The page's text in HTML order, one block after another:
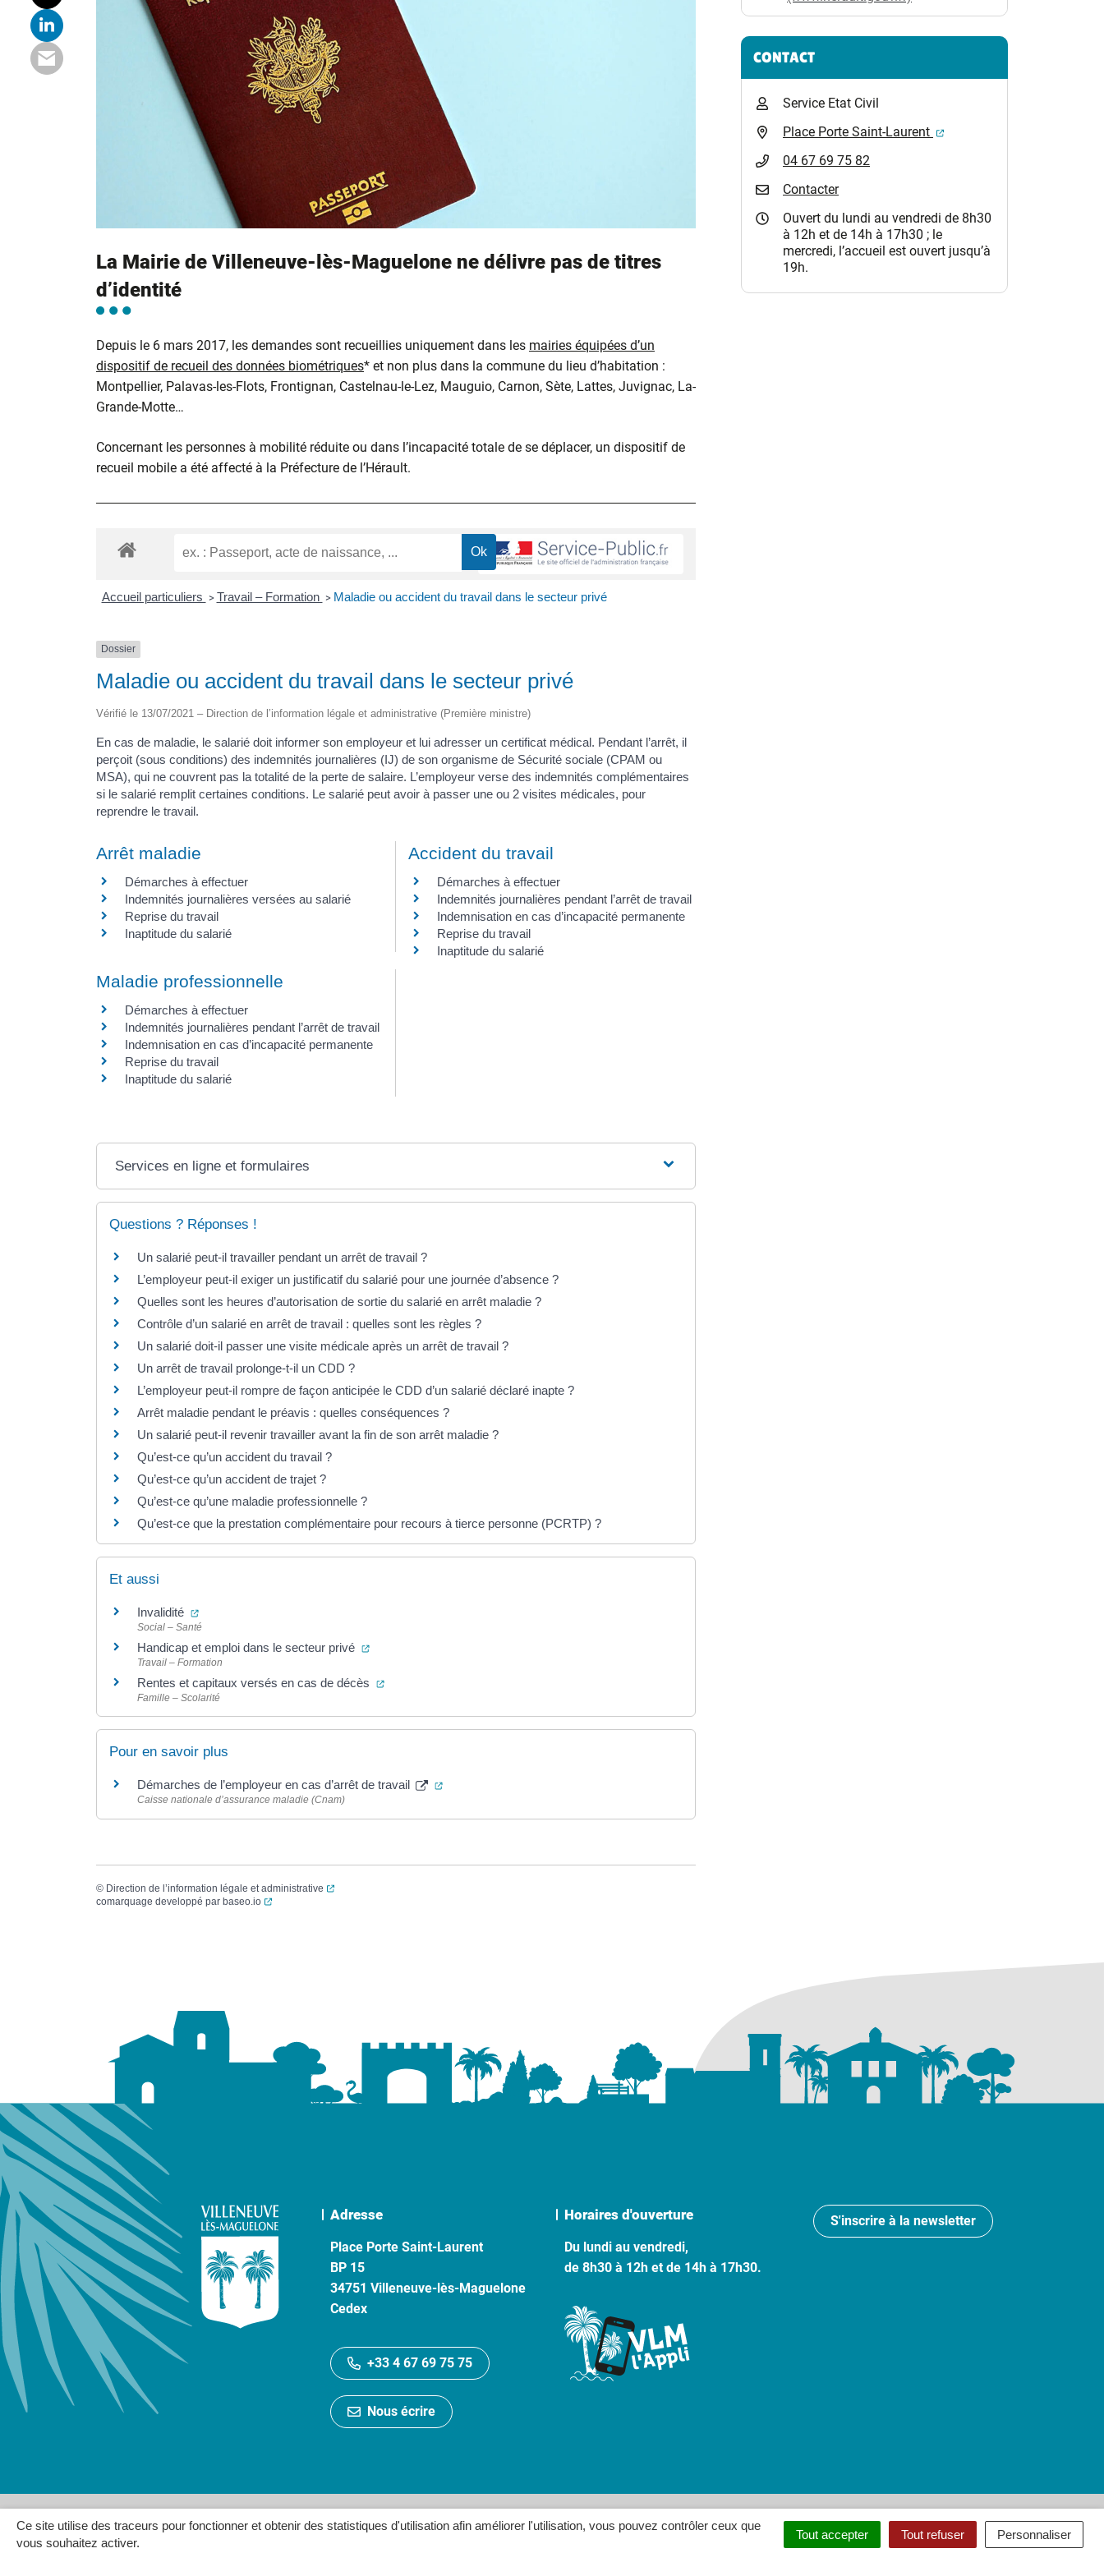
Ce site utilise des traceurs pour fonctionner et obtenir des statistiques d'utilisation afin améliorer l'utilisation, vous pouvez contrôler ceux que
vous souhaitez activer.
Tout accepter Tout refuser Personnaliser
La Mairie de Villeneuve-lès-Maguelone ne délivre pas de titres
d’identité
Depuis le 6 mars 2017, les demandes sont recueillies uniquement dans les mairies équipées d’un
dispositif de recueil des données biométriques* et non plus dans la commune du lieu d’habitation :
Montpellier, Palavas-les-Flots, Frontignan, Castelnau-le-Lez, Mauguio, Carnon, Sète, Lattes, Juvignac, La-
Grande-Motte…
Concernant les personnes à mobilité réduite ou dans l’incapacité totale de se déplacer, un dispositif de
recueil mobile a été affecté à la Préfecture de l’Hérault.
Accueil particuliers > Travail – Formation > Maladie ou accident du travail dans le secteur privé
Dossier
Maladie ou accident du travail dans le secteur privé
Vérifié le 13/07/2021 – Direction de l’information légale et administrative (Première ministre)
En cas de maladie, le salarié doit informer son employeur et lui adresser un certificat médical. Pendant l’arrêt, il
perçoit (sous conditions) des indemnités journalières (IJ) de son organisme de Sécurité sociale (CPAM ou
MSA), qui ne couvrent pas la totalité de la perte de salaire. L’employeur verse des indemnités complémentaires
si le salarié remplit certaines conditions. Le salarié peut avoir à passer une ou 2 visites médicales, pour
reprendre le travail.
Arrêt maladie
Démarches à effectuer
Indemnités journalières versées au salarié
Reprise du travail
Inaptitude du salarié
Accident du travail
Démarches à effectuer
Indemnités journalières pendant l’arrêt de travail
Indemnisation en cas d’incapacité permanente
Reprise du travail
Inaptitude du salarié
Maladie professionnelle
Démarches à effectuer
Indemnités journalières pendant l’arrêt de travail
Indemnisation en cas d’incapacité permanente
Reprise du travail
Inaptitude du salarié
Services en ligne et formulaires
Questions ? Réponses !
Un salarié peut-il travailler pendant un arrêt de travail ?
L’employeur peut-il exiger un justificatif du salarié pour une journée d’absence ?
Quelles sont les heures d’autorisation de sortie du salarié en arrêt maladie ?
Contrôle d’un salarié en arrêt de travail : quelles sont les règles ?
Un salarié doit-il passer une visite médicale après un arrêt de travail ?
Un arrêt de travail prolonge-t-il un CDD ?
L’employeur peut-il rompre de façon anticipée le CDD d’un salarié déclaré inapte ?
Arrêt maladie pendant le préavis : quelles conséquences ?
Un salarié peut-il revenir travailler avant la fin de son arrêt maladie ?
Qu’est-ce qu’un accident du travail ?
Qu’est-ce qu’un accident de trajet ?
Qu’est-ce qu’une maladie professionnelle ?
Qu’est-ce que la prestation complémentaire pour recours à tierce personne (PCRTP) ?
Et aussi
Invalidité (ouverture dans un nouvel onglet)
Social – Santé
Handicap et emploi dans le secteur privé (ouverture dans un nouvel onglet)
Travail – Formation
Rentes et capitaux versés en cas de décès (ouverture dans un nouvel onglet)
Famille – Scolarité
Pour en savoir plus
Démarches de l’employeur en cas d’arrêt de travail (ouverture dans un nouvel onglet)
Caisse nationale d’assurance maladie (Cnam)
© Direction de l’information légale et administrative
(ouverture dans un nouvel onglet)
comarquage developpé par baseo.io (ouverture dans un nouvel onglet)
CONTACT
Service Etat Civil
Place Porte Saint-Laurent
(ouverture dans un nouvel
04 67 69 75 82
Contacter
Ouvert du lundi au vendredi de 8h30
à 12h et de 14h à 17h30 ; le
mercredi, l’accueil est ouvert jusqu’à
19h.
Adresse
Place Porte Saint-Laurent
BP 15
34751 Villeneuve-lès-Maguelone
Cedex
+33 4 67 69 75 75
Nous écrire
Horaires d'ouverture
Du lundi au vendredi,
de 8h30 à 12h et de 14h à 17h30.
S'inscrire à la newsletter